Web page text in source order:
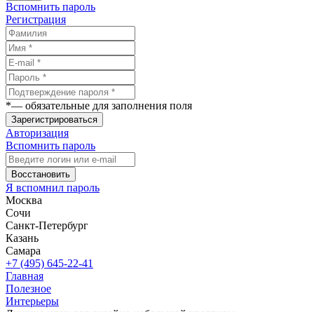
Вспомнить пароль
Регистрация
*— обязательные для заполнения поля
Зарегистрироваться
Авторизация
Вспомнить пароль
Восстановить
Я вспомнил пароль
Москва
Сочи
Санкт-Петербург
Казань
Самара
+7 (495) 645-22-41
Главная
Полезное
Интерьеры